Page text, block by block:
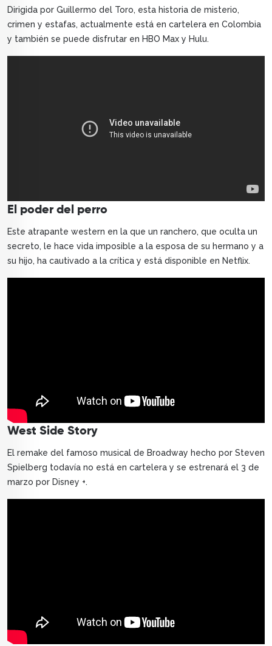
Dirigida por Guillermo del Toro, esta historia de misterio,
crimen y estafas, actualmente está en cartelera en Colombia
y también se puede disfrutar en HBO Max y Hulu.
El poder del perro
Este atrapante western en la que un ranchero, que oculta un
secreto, le hace vida imposible a la esposa de su hermano y a
su hijo, ha cautivado a la crítica y está disponible en Netflix.
West Side Story
El remake del famoso musical de Broadway hecho por Steven
Spielberg todavía no está en cartelera y se estrenará el 3 de
marzo por Disney +.